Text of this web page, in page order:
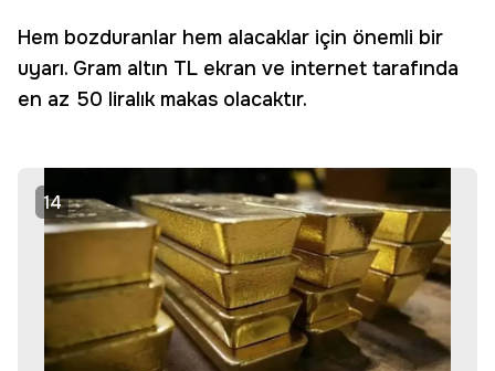
Hem bozduranlar hem alacaklar için önemli bir
uyarı. Gram altın TL ekran ve internet tarafında
en az 50 liralık makas olacaktır.
14